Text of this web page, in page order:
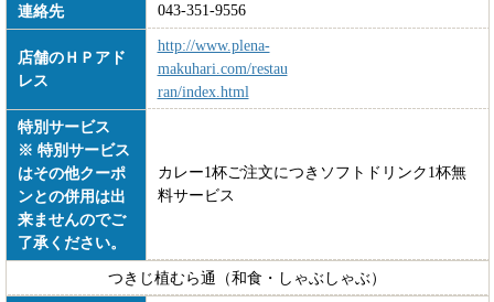
連絡先
043-351-9556
店舗のＨＰアド
レス
http://www.plena-
makuhari.com/restau
ran/index.html
特別サービス
※ 特別サービス
はその他クーポ
ンとの併用は出
来ませんのでご
了承ください。
カレー1杯ご注文につきソフトドリンク1杯無
料サービス
つきじ植むら通（和食・しゃぶしゃぶ）